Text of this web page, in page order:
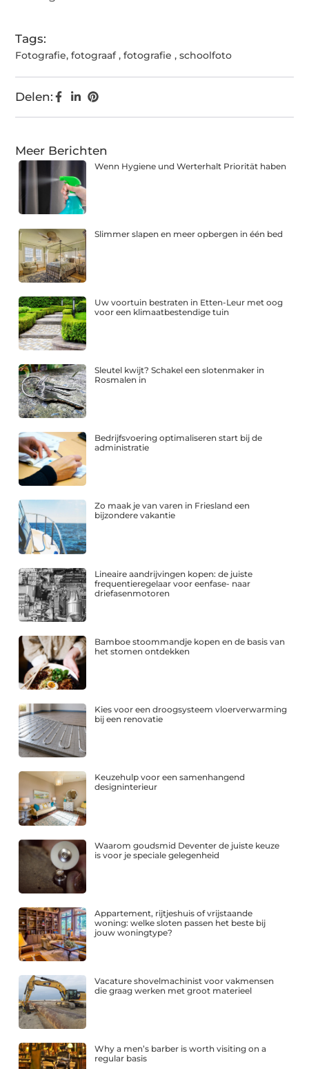
Tags:
Fotografie,fotograaf,fotografie ,schoolfoto
Delen:
Meer Berichten
Wenn Hygiene und Werterhalt Priorität haben
Slimmer slapen en meer opbergen in één bed
Uw voortuin bestraten in Etten-Leur met oog
voor een klimaatbestendige tuin
Sleutel kwijt? Schakel een slotenmaker in
Rosmalen in
Bedrijfsvoering optimaliseren start bij de
administratie
Zo maak je van varen in Friesland een
bijzondere vakantie
Lineaire aandrijvingen kopen: de juiste
frequentieregelaar voor eenfase- naar
driefasenmotoren
Bamboe stoommandje kopen en de basis van
het stomen ontdekken
Kies voor een droogsysteem vloerverwarming
bij een renovatie
Keuzehulp voor een samenhangend
designinterieur
Waarom goudsmid Deventer de juiste keuze
is voor je speciale gelegenheid
Appartement, rijtjeshuis of vrijstaande
woning: welke sloten passen het beste bij
jouw woningtype?
Vacature shovelmachinist voor vakmensen
die graag werken met groot materieel
Why a men’s barber is worth visiting on a
regular basis